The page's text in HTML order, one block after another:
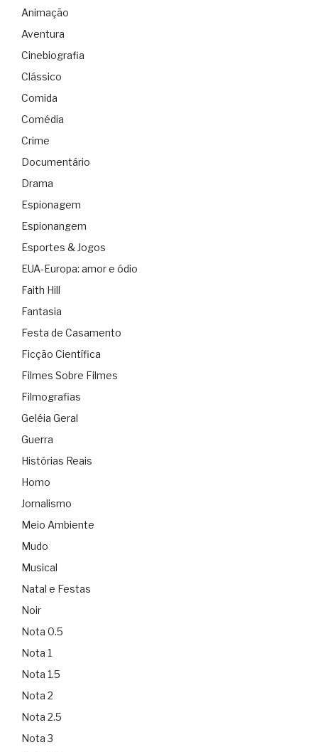
Animação
Aventura
Cinebiografia
Clássico
Comida
Comédia
Crime
Documentário
Drama
Espionagem
Espionangem
Esportes & Jogos
EUA-Europa: amor e ódio
Faith Hill
Fantasia
Festa de Casamento
Ficção Científica
Filmes Sobre Filmes
Filmografias
Geléia Geral
Guerra
Histórias Reais
Homo
Jornalismo
Meio Ambiente
Mudo
Musical
Natal e Festas
Noir
Nota 0.5
Nota 1
Nota 1.5
Nota 2
Nota 2.5
Nota 3